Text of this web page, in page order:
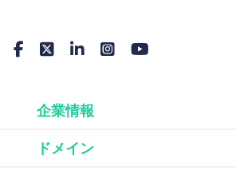
企業情報
ドメイン